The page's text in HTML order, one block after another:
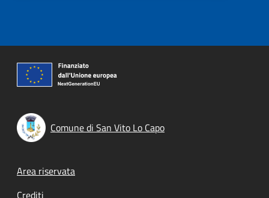
Comune di San Vito Lo Capo
Footer menu
Area riservata
Crediti